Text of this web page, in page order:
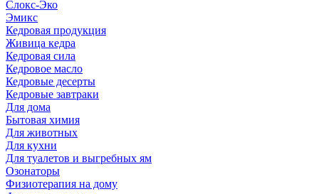
Слокс-Эко
Эмикс
Кедровая продукция
Живица кедра
Кедровая сила
Кедровое масло
Кедровые десерты
Кедровые завтраки
Для дома
Бытовая химия
Для животных
Для кухни
Для туалетов и выгребных ям
Озонаторы
Физиотерапия на дому